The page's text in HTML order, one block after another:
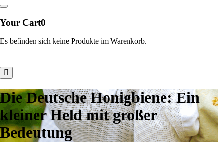
Your Cart0
Es befinden sich keine Produkte im Warenkorb.
Die Deutsche Honigbiene: Ein
kleiner Held mit großer
Bedeutung